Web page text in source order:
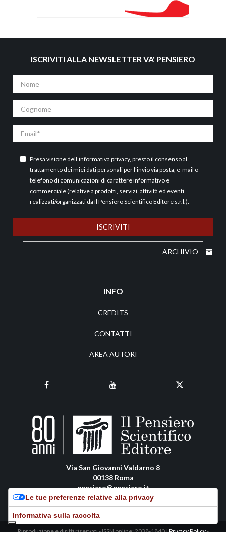
ISCRIVITI ALLA NEWSLETTER VA' PENSIERO
Presa visione dell’informativa privacy, presto il consenso al
trattamento dei miei dati personali per l’invio via posta, e-mail o
telefono di comunicazioni di carattere informativo e
commerciale (relative a prodotti, servizi, attività ed eventi
realizzati/organizzati da Il Pensiero Scientifico Editore s.r.l.).
ISCRIVITI
ARCHIVIO
INFO
CREDITS
CONTATTI
AREA AUTORI
Via San Giovanni Valdarno 8
00138 Roma
pensiero@pensiero.it
amministrazione@pec.pensiero.com
Riproduzione e diritti riservati - ISSN online: 2038-1840 |Privacy Policy-
Le tue preferenze relative alla privacy
Informativa sulla raccolta